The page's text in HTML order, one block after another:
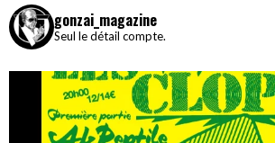
gonzai_magazine
Seul le détail compte.